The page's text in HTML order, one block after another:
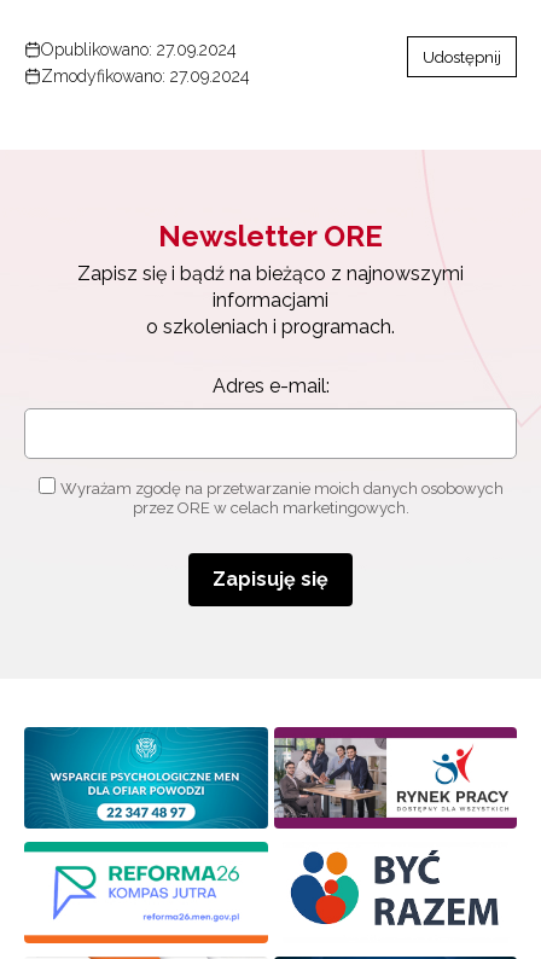
Opublikowano: 27.09.2024
Zmodyfikowano: 27.09.2024
Udostępnij
Newsletter ORE
Zapisz się i bądź na bieżąco z najnowszymi
informacjami
o szkoleniach i programach.
Adres e-mail:
Wyrażam zgodę na przetwarzanie moich danych osobowych
przez ORE w celach marketingowych.
Zapisuję się
Adres e-mail:
Wyrażam zgodę na przetwarzanie moich danych
Zapisuję się